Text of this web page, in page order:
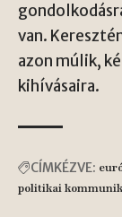
van.
azon múlik,
kihívásaira.
CÍMKÉZVE:
politikai